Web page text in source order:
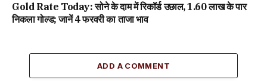
Gold Rate Today: सोने के दाम में रिकॉर्ड उछाल, ₹1.60 लाख के पार
निकला गोल्ड; जानें 4 फरवरी का ताजा भाव
ADD A COMMENT